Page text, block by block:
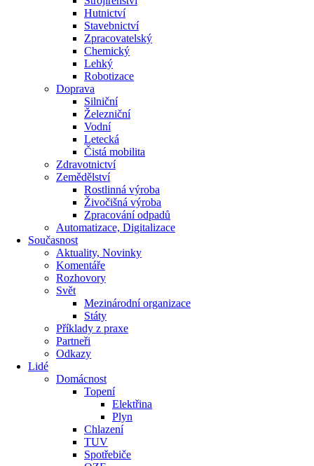
Hutnictví
Stavebnictví
Zpracovatelský
Chemický
Lehký
Robotizace
Doprava
Silniční
Železniční
Vodní
Letecká
Čistá mobilita
Zdravotnictví
Zemědělství
Rostlinná výroba
Živočišná výroba
Zpracování odpadů
Automatizace, Digitalizace
Současnost
Aktuality, Novinky
Komentáře
Rozhovory
Svět
Mezinárodní organizace
Státy
Příklady z praxe
Partneři
Odkazy
Lidé
Domácnost
Topení
Elektřina
Plyn
Chlazení
TUV
Spotřebiče